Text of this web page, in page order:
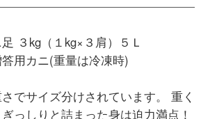
３kg（１kg×３肩）５Ｌ
用カニ(重量は冷凍時)
でサイズ分けされています。 重く
っしりと詰まった身は迫力満点！